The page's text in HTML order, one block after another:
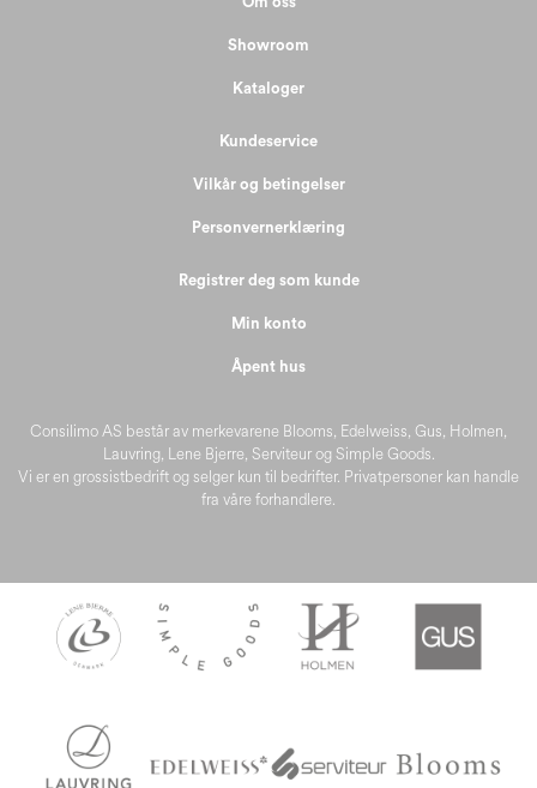
Consilimo AS består av merkevarene Blooms, Edelweiss, Gus, Holmen,
Lauvring, Lene Bjerre, Serviteur og Simple Goods.
Vi er en grossistbedrift og selger kun til bedrifter. Privatpersoner kan handle
fra våre forhandlere.
Showroom
Kataloger
Kundeservice
Vilkår og betingelser
Personvernerklæring
Registrer deg som kunde
Min konto
Åpent hus